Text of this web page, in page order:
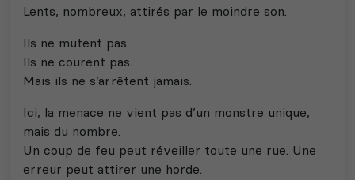
Lents, nombreux, attirés par le moindre son.
Ils ne mutent pas.
Ils ne courent pas.
Mais ils ne s’arrêtent jamais.
Ici, la menace ne vient pas d’un monstre unique,
mais du nombre.
Un coup de feu peut réveiller toute une rue. Une
erreur peut attirer une horde.